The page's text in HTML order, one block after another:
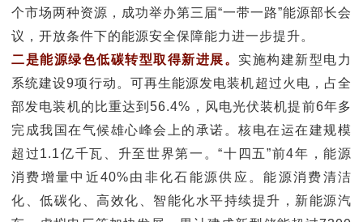
个市场两种资源，成功举办第三届“一带一路”能源部长会
议，开放条件下的能源安全保障能力进一步提升。
二是能源绿色低碳转型取得新进展。 实施构建新型电力
系统建设9项行动。可再生能源发电装机超过火电，占全
部发电装机的比重达到56.4%，风电光伏装机提前6年多
完成我国在气候雄心峰会上的承诺。核电在运在建规模
超过1.1亿千瓦、升至世界第一。“十四五”前4年，能源
消费增量中近40%由非化石能源供应。能源消费清洁
化、低碳化、高效化、智能化水平持续提升，新能源汽